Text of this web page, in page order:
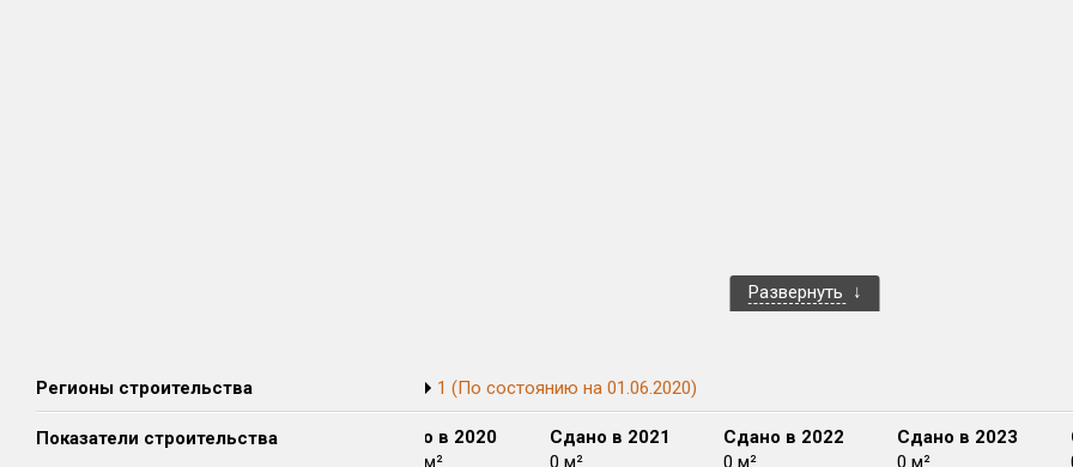
Развернуть
Регионы строительства 1 (По состоянию на 01.06.2020)
Показатели строительства
Сдано в 2018
Сдано в 2019
Сдано в 2020
3 270 м²
Сдано в 2021
0 м²
Сдано в 2022
0 м²
Сдано в 2023
0 м²